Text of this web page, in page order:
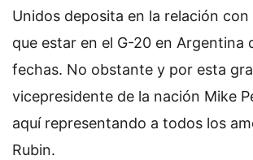
Unidos deposita en la relación
que estar en el G-20 en Argentina
fechas. No obstante y por esta
vicepresidente de la nación Mike
aquí representando a todos los
Rubin.